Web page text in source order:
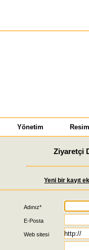
Yönetim
Ziyaretçi
Yeni bir kayıt
Adınız*
E-Posta
Web sitesi